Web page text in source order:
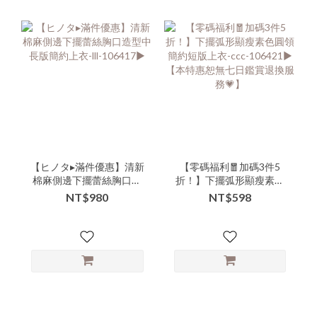
【ヒノタ▸滿件優惠】清新
棉麻側邊下擺蕾絲胸口造
型中長版簡約上衣-lll-
106417▶
NT$980
【零碼福利🧧加碼3件5
折！】下擺弧形顯瘦素色
圓領簡約短版上衣-ccc-
106421▶ 【本特惠恕無七
NT$598